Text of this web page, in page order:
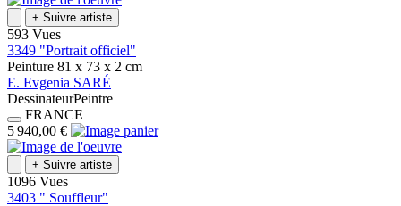
+ Suivre artiste
593 Vues
3349 "Portrait officiel"
Peinture 81 x 73 x 2 cm
E. Evgenia SARÉ
DessinateurPeintre
FRANCE
5 940,00 €
+ Suivre artiste
1096 Vues
3403 " Souffleur"